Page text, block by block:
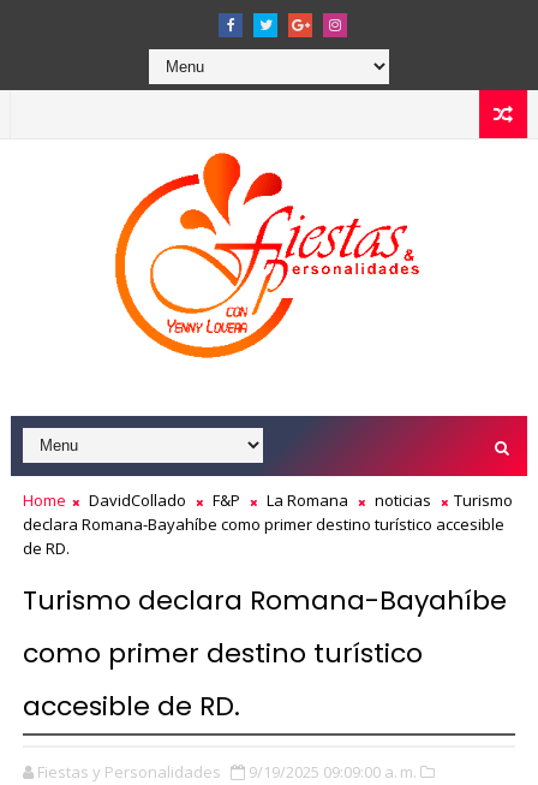
Home DavidCollado F&P La Romana noticias
Turismo
declara Romana-Bayahíbe como primer destino turístico accesible
de RD.
Turismo declara Romana-Bayahíbe
como primer destino turístico
accesible de RD.
Fiestas y Personalidades
9/19/2025 09:09:00 a. m.